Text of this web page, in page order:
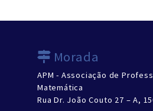
Morada
APM - Associação de
Matemática
Rua Dr. João Couto 27 – A,